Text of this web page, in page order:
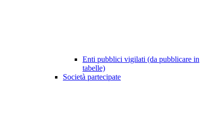
Enti pubblici vigilati (da pubblicare in
tabelle)
Società partecipate